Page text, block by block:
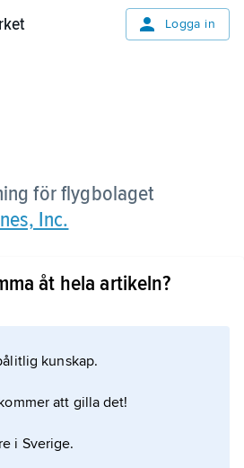
Logga in
för flygbolaget
Inc.
åt hela artikeln?
kunskap.
att gilla det!
i Sverige.